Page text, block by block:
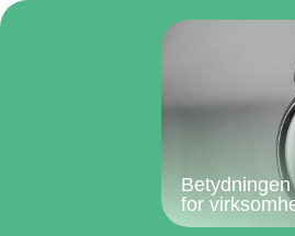
for